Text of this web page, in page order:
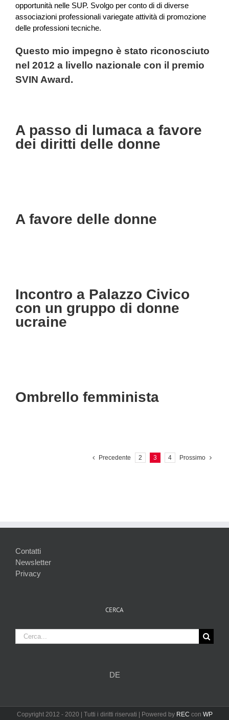
opportunità nelle SUP. Svolgo per conto di di diverse
associazioni professionali variegate attività di promozione
delle professioni tecniche.
Questo mio impegno è stato riconosciuto
nel 2012 a livello nazionale con il premio
SVIN Award.
A passo di lumaca a favore
dei diritti delle donne
A favore delle donne
Incontro a Palazzo Civico
con un gruppo di donne
ucraine
Ombrello femminista
Precedente 2 3 4 Prossimo
Contatti
Newsletter
Privacy
CERCA
Cerca
per:
DE
Copyright 2012 - 2020 | Tutti i diritti riservati | Powered by REC con WP